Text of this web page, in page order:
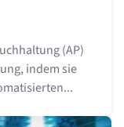
(AP)
indem sie